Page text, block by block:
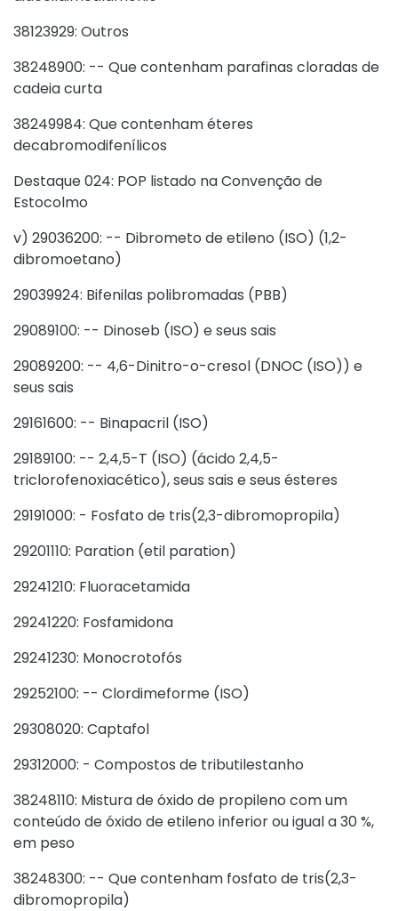
38123929: Outros
38248900: -- Que contenham parafinas cloradas de
cadeia curta
38249984: Que contenham éteres
decabromodifenílicos
Destaque 024: POP listado na Convenção de
Estocolmo
v) 29036200: -- Dibrometo de etileno (ISO) (1,2-
dibromoetano)
29039924: Bifenilas polibromadas (PBB)
29089100: -- Dinoseb (ISO) e seus sais
29089200: -- 4,6-Dinitro-o-cresol (DNOC (ISO)) e
seus sais
29161600: -- Binapacril (ISO)
29189100: -- 2,4,5-T (ISO) (ácido 2,4,5-
triclorofenoxiacético), seus sais e seus ésteres
29191000: - Fosfato de tris(2,3-dibromopropila)
29201110: Paration (etil paration)
29241210: Fluoracetamida
29241220: Fosfamidona
29241230: Monocrotofós
29252100: -- Clordimeforme (ISO)
29308020: Captafol
29312000: - Compostos de tributilestanho
38248110: Mistura de óxido de propileno com um
conteúdo de óxido de etileno inferior ou igual a 30 %,
em peso
38248300: -- Que contenham fosfato de tris(2,3-
dibromopropila)